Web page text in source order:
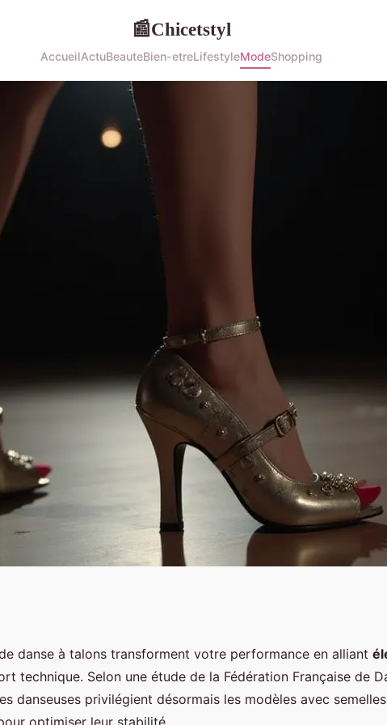
📰Chicetstyl
AccueilActuBeauteBien-etreLifestyleModeShopping
briller sur la piste
danse à talons transforment votre performance en alliant
technique. Selon une étude de la Fédération Française de
danseuses privilégient désormais les modèles avec semelles
optimiser leur stabilité.